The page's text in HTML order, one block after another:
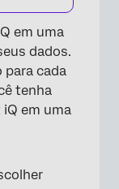
em uma
dados.
para cada
tenha
em uma